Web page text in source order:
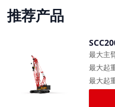
推荐产品
最大主
最大起
最大起